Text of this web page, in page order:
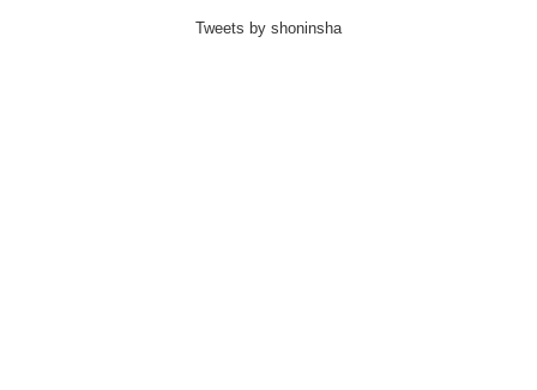
Tweets by shoninsha